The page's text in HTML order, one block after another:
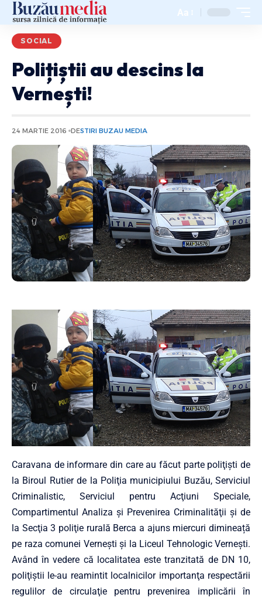
Aa
SOCIAL
Polițiștii au descins la
Vernești!
24 MARTIE 2016 DESTIRI BUZAU MEDIA
Caravana de informare din care au făcut parte poliţişti de
la Biroul Rutier de la Poliţia municipiului Buzău, Serviciul
Criminalistic, Serviciul pentru Acţiuni Speciale,
Compartimentul Analiza şi Prevenirea Criminalităţii şi de
la Secţia 3 poliţie rurală Berca a ajuns miercuri dimineață
pe raza comunei Verneşti şi la Liceul Tehnologic Verneşti.
Având în vedere că localitatea este tranzitată de DN 10,
poliţiştii le-au reamintit localnicilor importanţa respectării
regulilor de circulaţie pentru prevenirea implicării în